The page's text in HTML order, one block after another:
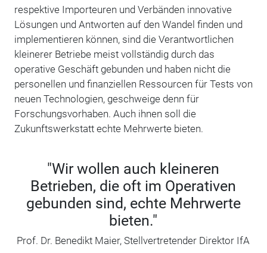
respektive Importeuren und Verbänden innovative
Lösungen und Antworten auf den Wandel finden und
implementieren können, sind die Verantwortlichen
kleinerer Betriebe meist vollständig durch das
operative Geschäft gebunden und haben nicht die
personellen und finanziellen Ressourcen für Tests von
neuen Technologien, geschweige denn für
Forschungsvorhaben. Auch ihnen soll die
Zukunftswerkstatt echte Mehrwerte bieten.
"Wir wollen auch kleineren
Betrieben, die oft im Operativen
gebunden sind, echte Mehrwerte
bieten."
Prof. Dr. Benedikt Maier, Stellvertretender Direktor IfA